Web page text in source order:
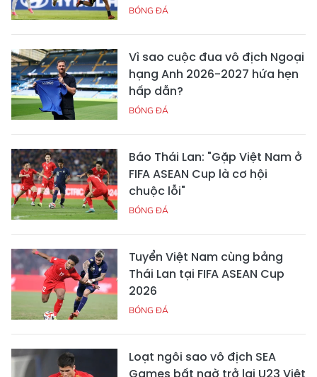
BÓNG ĐÁ
Vì sao cuộc đua vô địch Ngoại
hạng Anh 2026-2027 hứa hẹn
hấp dẫn?
BÓNG ĐÁ
Báo Thái Lan: "Gặp Việt Nam ở
FIFA ASEAN Cup là cơ hội
chuộc lỗi"
BÓNG ĐÁ
Tuyển Việt Nam cùng bảng
Thái Lan tại FIFA ASEAN Cup
2026
BÓNG ĐÁ
Loạt ngôi sao vô địch SEA
Games bất ngờ trở lại U23 Việt